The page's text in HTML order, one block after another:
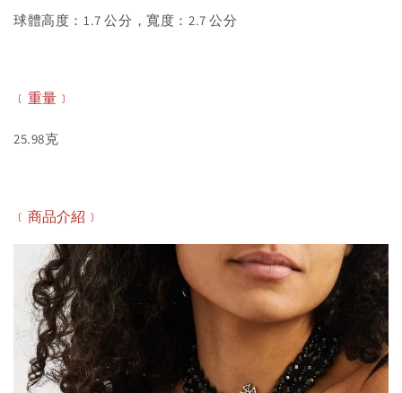
球體高度：1.7 公分，寬度：2.7 公分
﹝重量﹞
25.98克
﹝商品介紹﹞